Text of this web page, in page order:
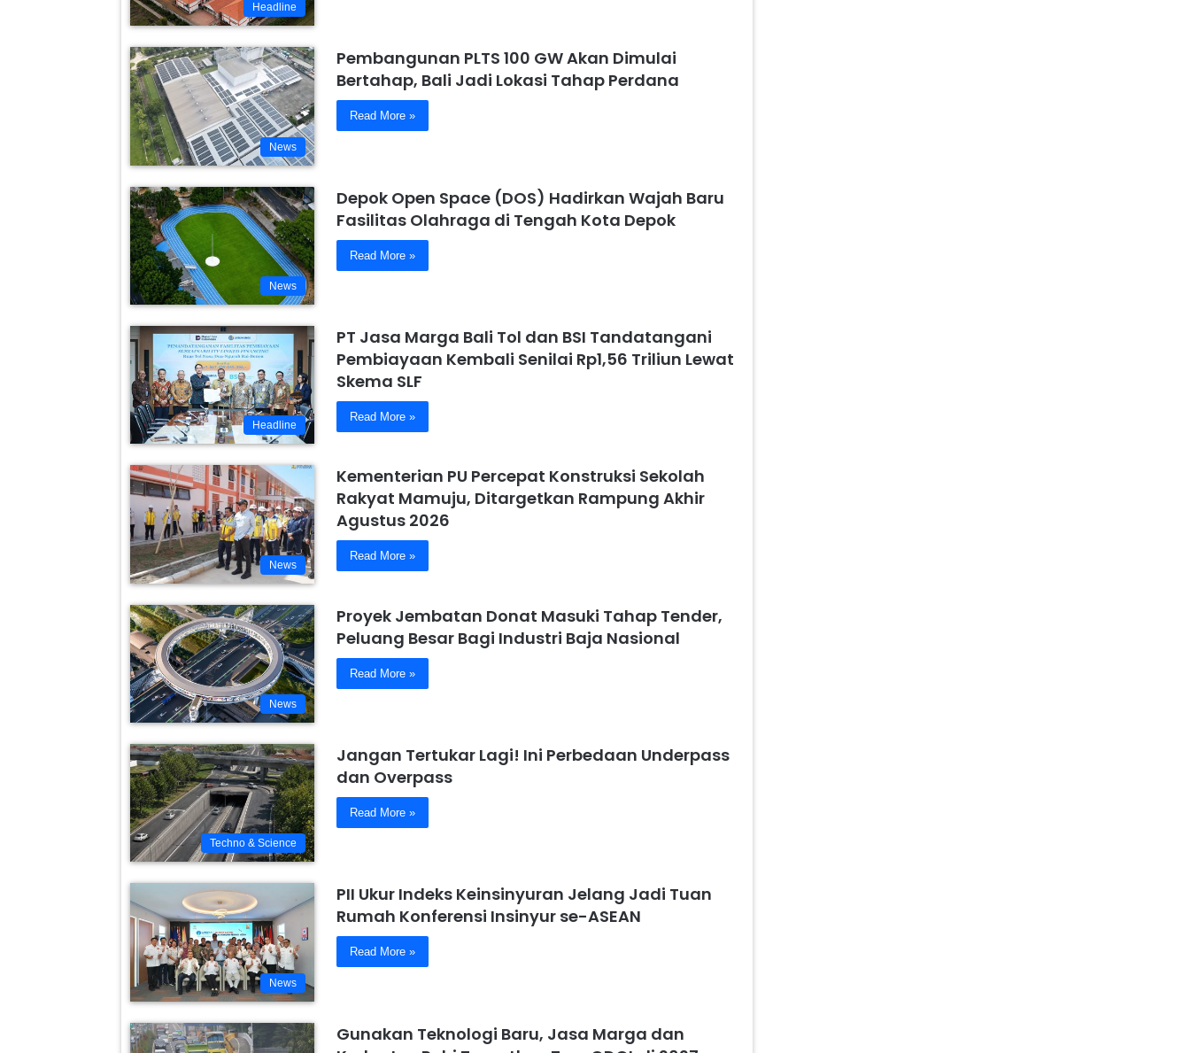
Headline
News
Pembangunan PLTS 100 GW Akan Dimulai
Bertahap, Bali Jadi Lokasi Tahap Perdana
Read More »
News
Depok Open Space (DOS) Hadirkan Wajah Baru
Fasilitas Olahraga di Tengah Kota Depok
Read More »
Headline
PT Jasa Marga Bali Tol dan BSI Tandatangani
Pembiayaan Kembali Senilai Rp1,56 Triliun Lewat
Skema SLF
Read More »
News
Kementerian PU Percepat Konstruksi Sekolah
Rakyat Mamuju, Ditargetkan Rampung Akhir
Agustus 2026
Read More »
News
Proyek Jembatan Donat Masuki Tahap Tender,
Peluang Besar Bagi Industri Baja Nasional
Read More »
Techno & Science
Jangan Tertukar Lagi! Ini Perbedaan Underpass
dan Overpass
Read More »
News
PII Ukur Indeks Keinsinyuran Jelang Jadi Tuan
Rumah Konferensi Insinyur se-ASEAN
Read More »
Gunakan Teknologi Baru, Jasa Marga dan